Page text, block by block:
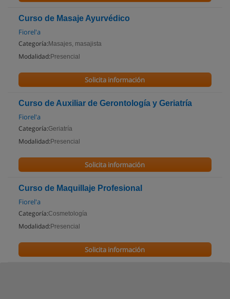
Curso de Masaje Ayurvédico
Fiorel'a
Categoría: Masajes, masajista
Modalidad: Presencial
Solicita información
Curso de Auxiliar de Gerontología y Geriatría
Fiorel'a
Categoría:Geriatría
Modalidad: Presencial
Solicita información
Curso de Maquillaje Profesional
Fiorel'a
Categoría:Cosmetología
Modalidad: Presencial
Solicita información